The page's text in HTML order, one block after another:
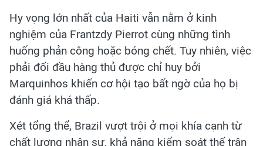
Hy vọng lớn nhất của Haiti vẫn nằm ở kinh
nghiệm của Frantzdy Pierrot cùng những tình
huống phản công hoặc bóng chết. Tuy nhiên, việc
phải đối đầu hàng thủ được chỉ huy bởi
Marquinhos khiến cơ hội tạo bất ngờ của họ bị
đánh giá khá thấp.
Xét tổng thể, Brazil vượt trội ở mọi khía cạnh từ
chất lượng nhân sự, khả năng kiểm soát thế trận